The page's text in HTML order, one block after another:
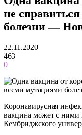
не
болезни —
22.11.2020
463
0
Коронавирусная
вакцина может с ними
Кембриджского